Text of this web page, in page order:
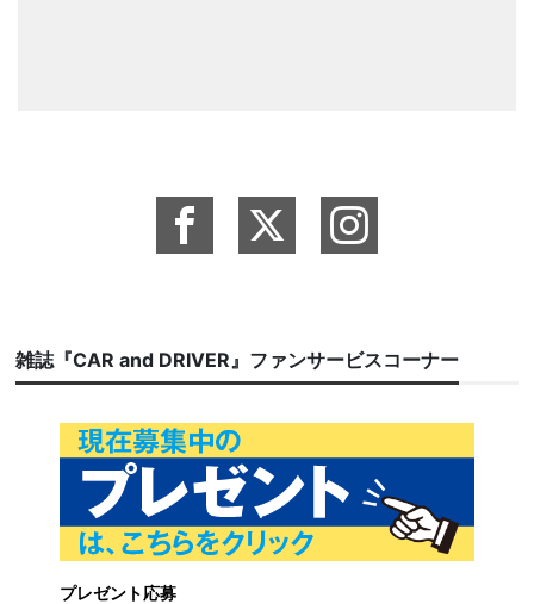
雑誌『CAR and DRIVER』ファンサービスコーナー
プレゼント応募